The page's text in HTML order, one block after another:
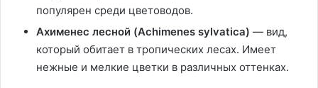
популярен среди цветоводов.
Ахименес лесной (Achimenes sylvatica) — вид,
который обитает в тропических лесах. Имеет
нежные и мелкие цветки в различных оттенках.